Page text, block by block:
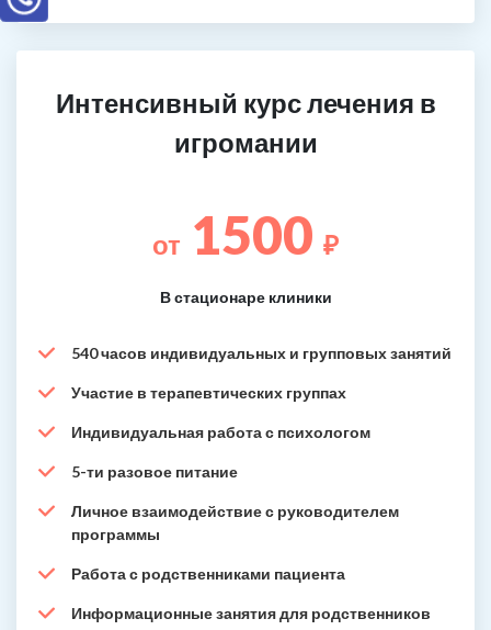
Интенсивный курс лечения в
игромании
от 1500 ₽
В стационаре клиники
540 часов индивидуальных и групповых занятий
Участие в терапевтических группах
Индивидуальная работа с психологом
5-ти разовое питание
Личное взаимодействие с руководителем
программы
Работа с родственниками пациента
Информационные занятия для родственников